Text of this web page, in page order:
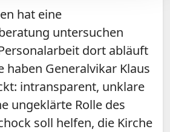
hat eine
untersuchen
dort abläuft
haben Generalvikar Klaus
intransparent, unklare
ungeklärte Rolle des
soll helfen, die Kirche